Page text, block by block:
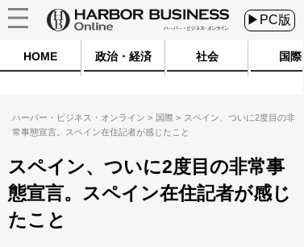
▶PC版
HOME 政治・経済 社会 国際
ハーバー・ビジネス・オンライン 国際
スペイン、ついに2度目の非
常事態宣言。スペイン在住記者が感じたこと
スペイン、ついに2度目の非常事
態宣言。スペイン在住記者が感じ
たこと